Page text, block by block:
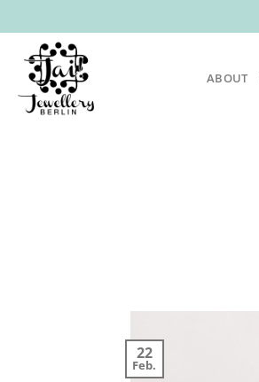
Inhalt
springen
ABOUT
22
Feb.